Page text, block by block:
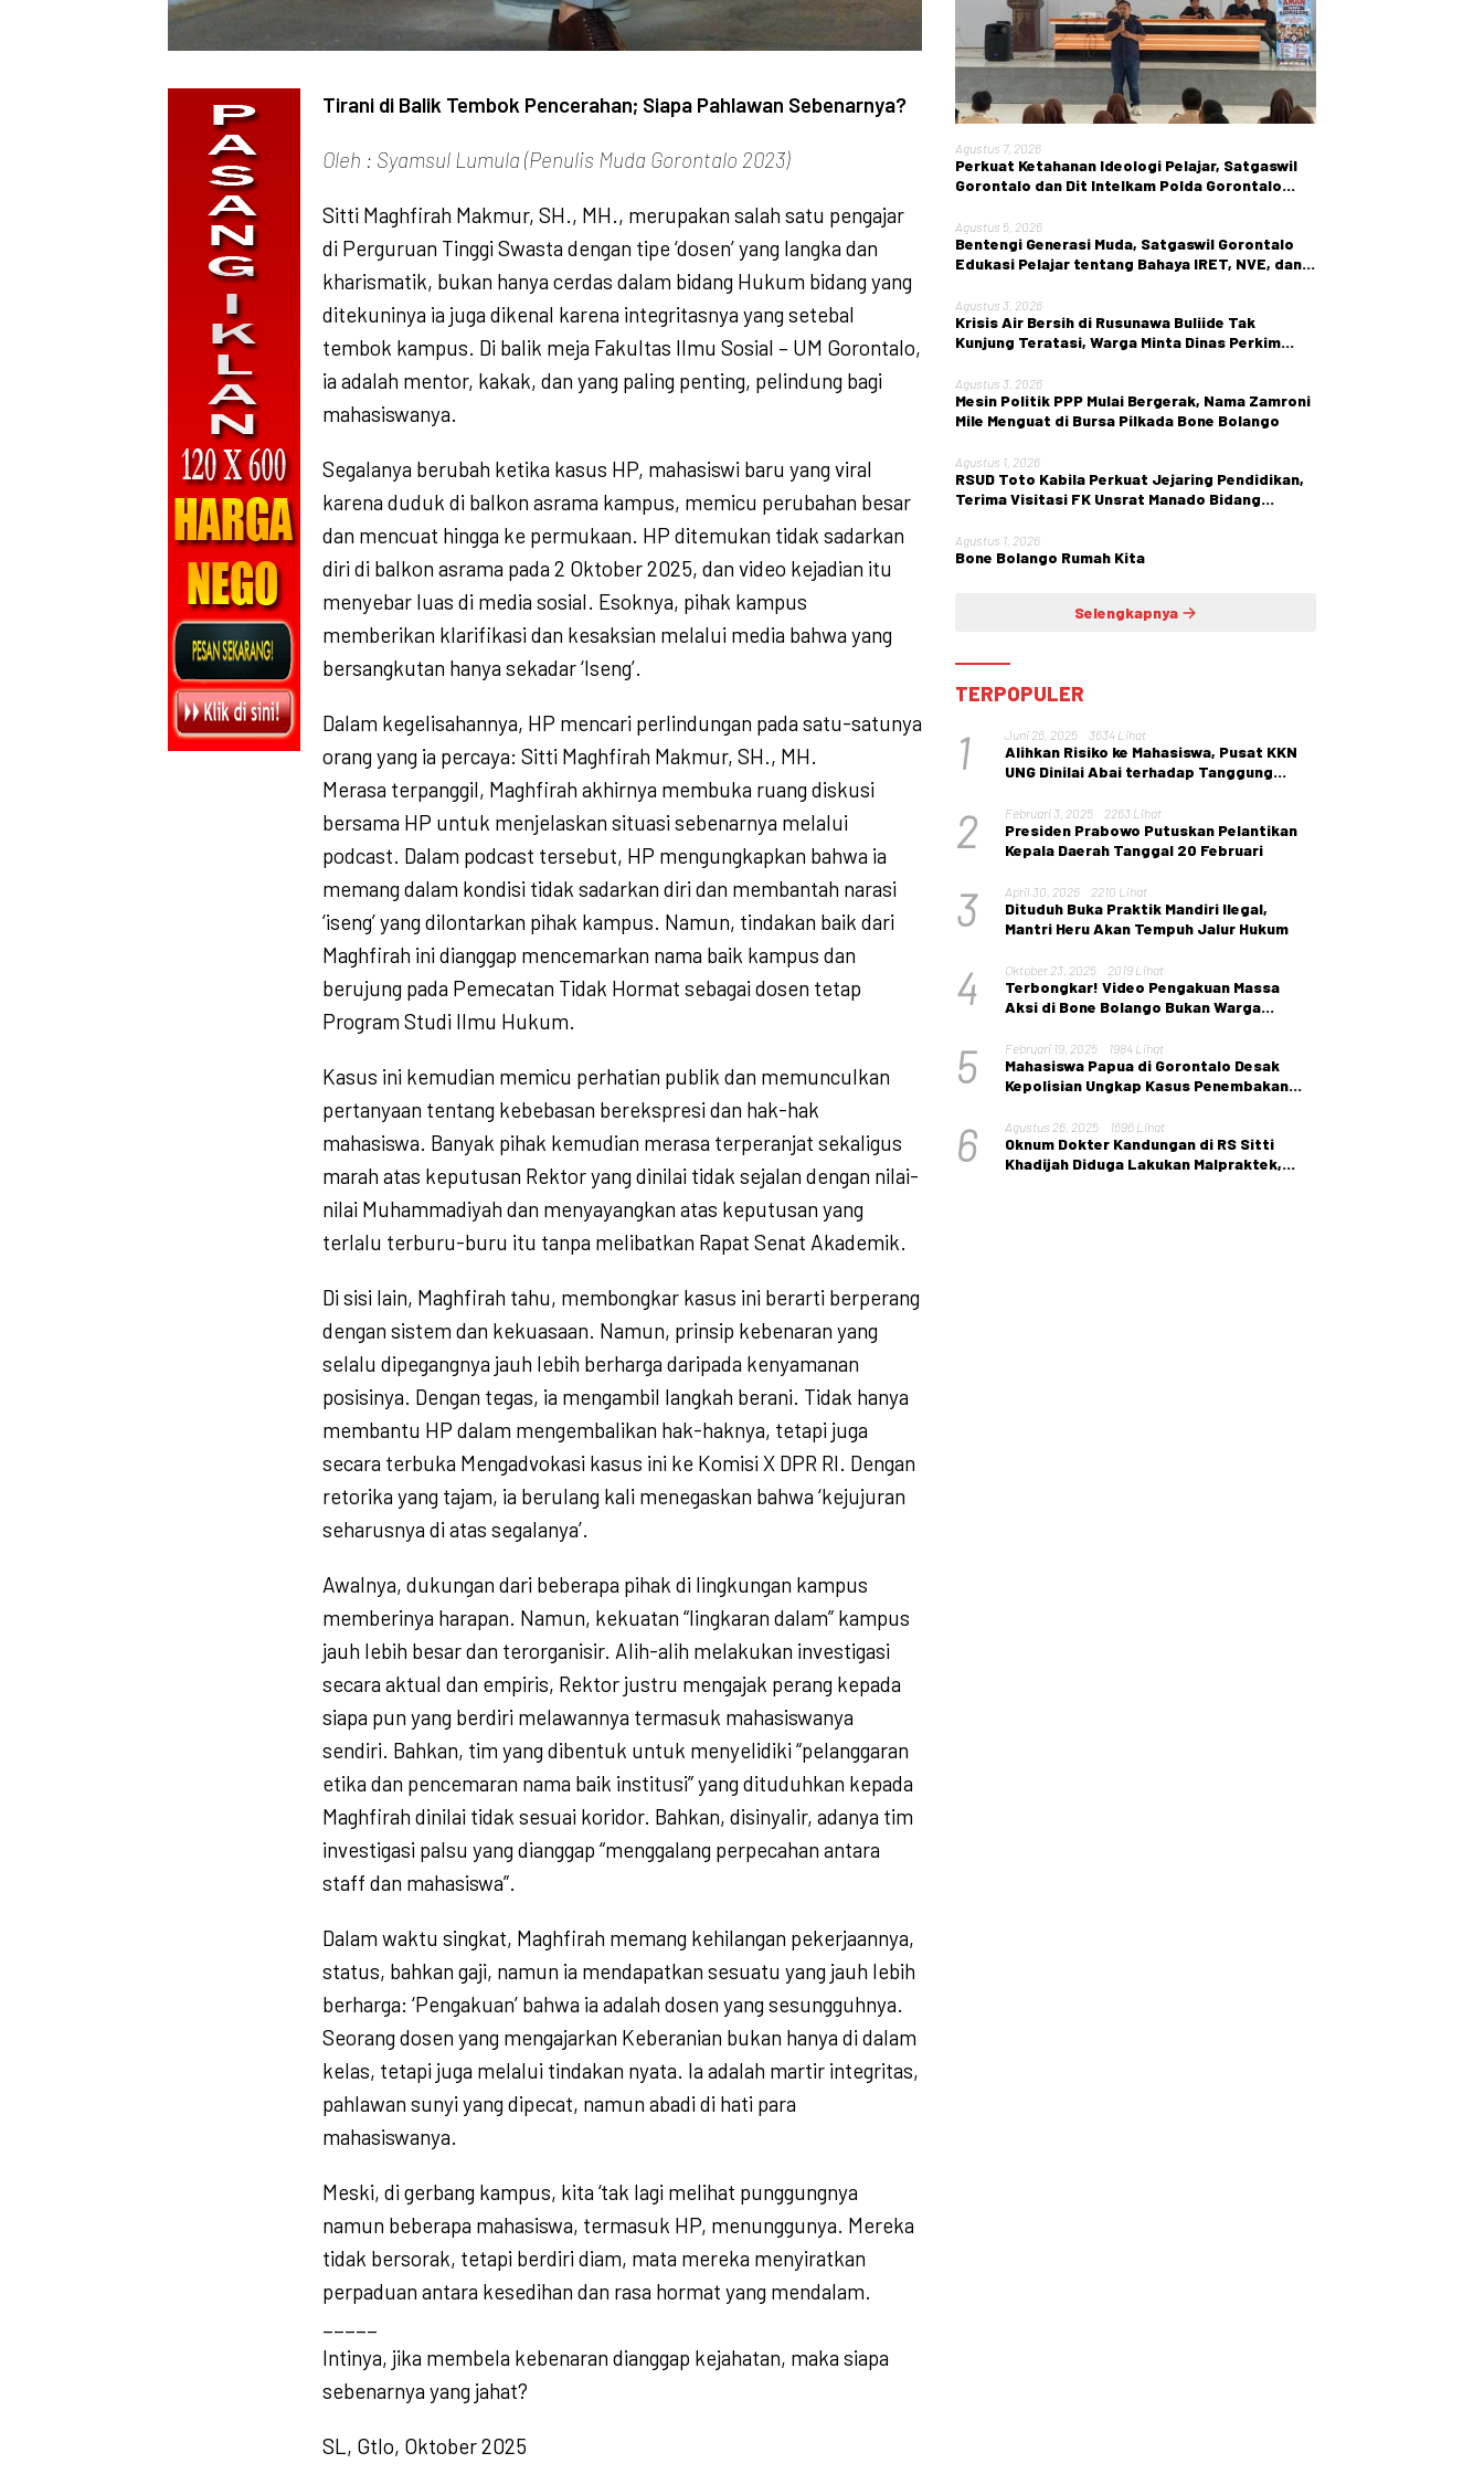
Tirani di Balik Tembok Pencerahan; Siapa Pahlawan Sebenarnya?
Oleh : Syamsul Lumula (Penulis Muda Gorontalo 2023)
Sitti Maghfirah Makmur, SH., MH., merupakan salah satu pengajar
di Perguruan Tinggi Swasta dengan tipe ‘dosen’ yang langka dan
kharismatik, bukan hanya cerdas dalam bidang Hukum bidang yang
ditekuninya ia juga dikenal karena integritasnya yang setebal
tembok kampus. Di balik meja Fakultas Ilmu Sosial – UM Gorontalo,
ia adalah mentor, kakak, dan yang paling penting, pelindung bagi
mahasiswanya.
Segalanya berubah ketika kasus HP, mahasiswi baru yang viral
karena duduk di balkon asrama kampus, memicu perubahan besar
dan mencuat hingga ke permukaan. HP ditemukan tidak sadarkan
diri di balkon asrama pada 2 Oktober 2025, dan video kejadian itu
menyebar luas di media sosial. Esoknya, pihak kampus
memberikan klarifikasi dan kesaksian melalui media bahwa yang
bersangkutan hanya sekadar ‘Iseng’.
Dalam kegelisahannya, HP mencari perlindungan pada satu-satunya
orang yang ia percaya: Sitti Maghfirah Makmur, SH., MH.
Merasa terpanggil, Maghfirah akhirnya membuka ruang diskusi
bersama HP untuk menjelaskan situasi sebenarnya melalui
podcast. Dalam podcast tersebut, HP mengungkapkan bahwa ia
memang dalam kondisi tidak sadarkan diri dan membantah narasi
‘iseng’ yang dilontarkan pihak kampus. Namun, tindakan baik dari
Maghfirah ini dianggap mencemarkan nama baik kampus dan
berujung pada Pemecatan Tidak Hormat sebagai dosen tetap
Program Studi Ilmu Hukum.
Kasus ini kemudian memicu perhatian publik dan memunculkan
pertanyaan tentang kebebasan berekspresi dan hak-hak
mahasiswa. Banyak pihak kemudian merasa terperanjat sekaligus
marah atas keputusan Rektor yang dinilai tidak sejalan dengan nilai-
nilai Muhammadiyah dan menyayangkan atas keputusan yang
terlalu terburu-buru itu tanpa melibatkan Rapat Senat Akademik.
Di sisi lain, Maghfirah tahu, membongkar kasus ini berarti berperang
dengan sistem dan kekuasaan. Namun, prinsip kebenaran yang
selalu dipegangnya jauh lebih berharga daripada kenyamanan
posisinya. Dengan tegas, ia mengambil langkah berani. Tidak hanya
membantu HP dalam mengembalikan hak-haknya, tetapi juga
secara terbuka Mengadvokasi kasus ini ke Komisi X DPR RI. Dengan
retorika yang tajam, ia berulang kali menegaskan bahwa ‘kejujuran
seharusnya di atas segalanya’.
​Awalnya, dukungan dari beberapa pihak di lingkungan kampus
memberinya harapan. Namun, kekuatan “lingkaran dalam” kampus
jauh lebih besar dan terorganisir. Alih-alih melakukan investigasi
secara aktual dan empiris, Rektor justru mengajak perang kepada
siapa pun yang berdiri melawannya termasuk mahasiswanya
sendiri. Bahkan, tim yang dibentuk untuk menyelidiki “pelanggaran
etika dan pencemaran nama baik institusi” yang dituduhkan kepada
Maghfirah dinilai tidak sesuai koridor. Bahkan, disinyalir, adanya tim
investigasi palsu yang dianggap “menggalang perpecahan antara
staff dan mahasiswa”.
​Dalam waktu singkat, Maghfirah memang kehilangan pekerjaannya,
status, bahkan gaji, namun ia mendapatkan sesuatu yang jauh lebih
berharga: ‘Pengakuan’ bahwa ia adalah dosen yang sesungguhnya.
Seorang dosen yang mengajarkan Keberanian bukan hanya di dalam
kelas, tetapi juga melalui tindakan nyata. Ia adalah martir integritas,
pahlawan sunyi yang dipecat, namun abadi di hati para
mahasiswanya.
Meski, di gerbang kampus, kita ‘tak lagi melihat punggungnya
namun beberapa mahasiswa, termasuk HP, menunggunya. Mereka
tidak bersorak, tetapi berdiri diam, mata mereka menyiratkan
perpaduan antara kesedihan dan rasa hormat yang mendalam.
Intinya, jika membela kebenaran dianggap kejahatan, maka siapa
sebenarnya yang jahat?
SL, Gtlo, Oktober 2025
Agustus 7, 2026
Perkuat Ketahanan Ideologi Pelajar, Satgaswil
Gorontalo dan Dit Intelkam Polda Gorontalo
Negeri 1 Kabila
Agustus 5, 2026
Bentengi Generasi Muda, Satgaswil Gorontalo
Edukasi Pelajar tentang Bahaya IRET, NVE, dan
Agustus 3, 2026
Krisis Air Bersih di Rusunawa Buliide Tak
Kunjung Teratasi, Warga Minta Dinas Perkim
Agustus 3, 2026
Mesin Politik PPP Mulai Bergerak, Nama Zamroni
Mile Menguat di Bursa Pilkada Bone Bolango
Agustus 1, 2026
RSUD Toto Kabila Perkuat Jejaring Pendidikan,
Terima Visitasi FK Unsrat Manado Bidang
Agustus 1, 2026
Bone Bolango Rumah Kita
Selengkapnya
TERPOPULER
1 Juni 26, 2025 3634 Lihat
Alihkan Risiko ke Mahasiswa, Pusat KKN
UNG Dinilai Abai terhadap Tanggung
2 Februari 3, 2025 2263 Lihat
Presiden Prabowo Putuskan Pelantikan
Kepala Daerah Tanggal 20 Februari
3 April 30, 2026 2210 Lihat
Dituduh Buka Praktik Mandiri Ilegal,
Mantri Heru Akan Tempuh Jalur Hukum
4 Oktober 23, 2025 2019 Lihat
Terbongkar! Video Pengakuan Massa
Aksi di Bone Bolango Bukan Warga
5 Februari 19, 2025 1984 Lihat
Mahasiswa Papua di Gorontalo Desak
Kepolisian Ungkap Kasus Penembakan
6 Agustus 26, 2025 1696 Lihat
Oknum Dokter Kandungan di RS Sitti
Khadijah Diduga Lakukan Malpraktek,